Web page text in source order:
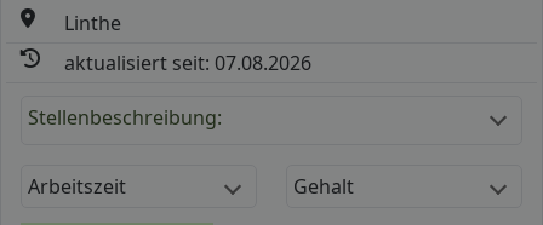
Linthe
aktualisiert seit: 07.08.2026
Stellenbeschreibung:
Arbeitszeit Gehalt